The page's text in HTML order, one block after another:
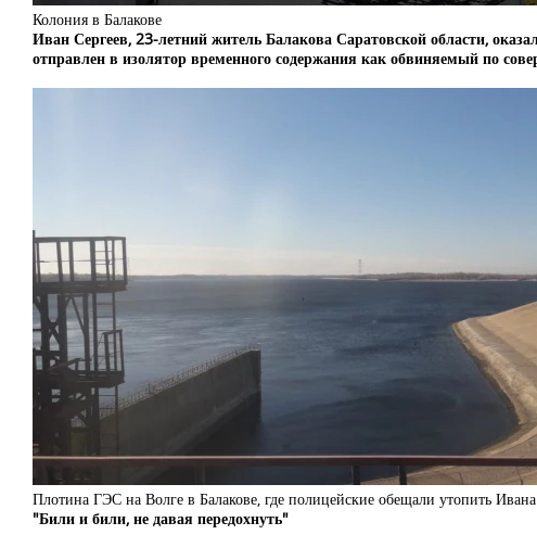
Колония в Балакове
Иван Сергеев, 23-летний житель Балакова Саратовской области,
отправлен в изолятор временного содержания как обвиняемый по
Плотина ГЭС на Волге в Балакове, где полицейские обещали утопить Ивана
"Били и били, не давая передохнуть"